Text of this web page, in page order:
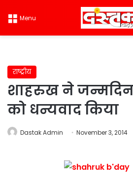
Menu
राष्ट्रीय
शाहरुख ने
को धन्यवाद किया
Dastak Admin November 3, 2014